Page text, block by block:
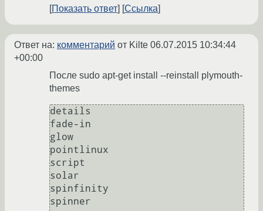
Показать ответ
Ссылка
Ответ на: комментарий от Kilte 06.07.2015 10:34:44
+00:00
После sudo apt-get install --reinstall plymouth-
themes
details
fade-in
glow
pointlinux
script
solar
spinfinity
spinner